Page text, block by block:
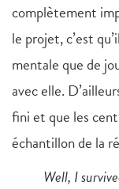
complètement
le projet, c’est
mentale que de
avec elle.
fini et que les
échantillon de la
Well, I